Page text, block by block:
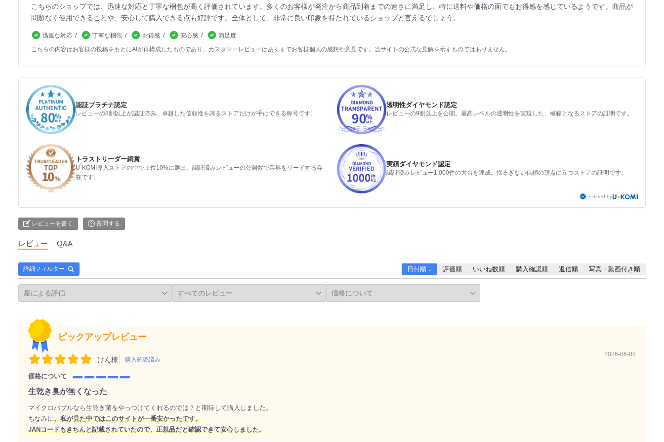
こちらのショップでは、迅速な対応と丁寧な梱包が高く評価されています。多くのお客様が発注から商品到着までの速さに満足し、特に送料や価格の面でもお得感を感じているようです。商品が
問題なく使用できることや、安心して購入できる点も好評です。全体として、非常に良い印象を持たれているショップと言えるでしょう。
迅速な対応 丁寧な梱包 お得感 安心感
満足度
こちらの内容はお客様の投稿をもとにAIが再構成したものであり、カスタマーレビューはあくまでお客様個人の感想や意見です。当サイトの公式な見解を示すものではありません。
認証プラチナ認定
レビューの8割以上が認証済み。卓越した信頼性を誇るストアだけが手にできる称号です。
透明性ダイヤモンド認定
レビューの9割以上を公開。最高レベルの透明性を実現した、模範となるストアの証明です。
トラストリーダー銅賞
U-KOMI導入ストアの中で上位10%に選出。認証済みレビューの公開数で業界をリードする存
在です。
実績ダイヤモンド認定
認証済みレビュー1,000件の大台を達成。揺るぎない信頼の頂点に立つストアの証明です。
certified by
レビューを書く 質問する
レビュー Q&A
詳細フィルター 日付順 ↓ 評価順 いいね数順 購入確認順 返信順 写真・動画付き順
ピックアップレビュー
けん様 購入確認済み
2026-06-08
価格について
生乾き臭が無くなった
マイクロバブルなら生乾き菌をやっつけてくれるのでは？と期待して購入しました。
ちなみに、私が見た中ではこのサイトが一番安かったです。
JANコードもきちんと記載されていたので、正規品だと確認できて安心しました。